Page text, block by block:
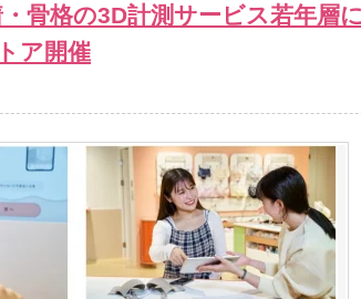
骨格の3D計測サービス若年層
ア開催